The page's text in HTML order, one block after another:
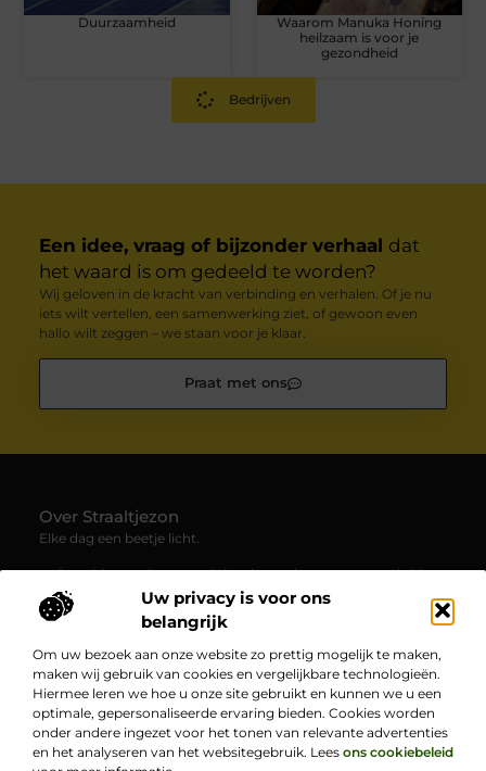
Uw privacy is voor ons
belangrijk
Om uw bezoek aan onze website zo prettig mogelijk te maken,
maken wij gebruik van cookies en vergelijkbare technologieën.
Hiermee leren we hoe u onze site gebruikt en kunnen we u een
optimale, gepersonaliseerde ervaring bieden. Cookies worden
onder andere ingezet voor het tonen van relevante advertenties
en het analyseren van het websitegebruik. Lees ons cookiebeleid
Duurzaamheid
Waarom Manuka Honing
heilzaam is voor je
gezondheid
Bedrijven
Een idee, vraag of bijzonder verhaal dat
het waard is om gedeeld te worden?
Wij geloven in de kracht van verbinding en verhalen. Of je nu
iets wilt vertellen, een samenwerking ziet, of gewoon even
hallo wilt zeggen – we staan voor je klaar.
Praat met ons
Over Straaltjezon
Elke dag een beetje licht.
— Straaltjezon.nl verzamelt inspirerende en verrassende blogs
en artikelen over allerlei facetten van het dagelijks leven. Een
plek waar je nieuwe inzichten en positieve verhalen ontdekt.
Bericht categorie
Onze informatie